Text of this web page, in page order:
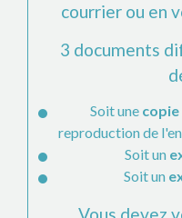
courrier ou en
3 documents
Soit une
reproduction de
Soit un
Soit un